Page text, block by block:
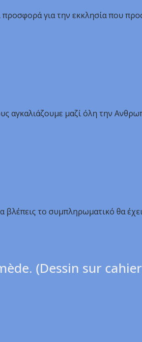
για την εκκλησία που
αγκαλιάζουμε μαζί όλη την
βλέπεις το συμπληρωματικό θα
(Dessin sur